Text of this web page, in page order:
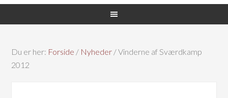
Du er her: Forside / Nyheder /Vinderne af Sværdkamp
2012